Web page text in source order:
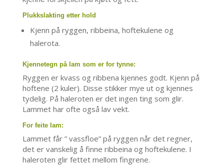
Plukkslakting etter hold
Kjenn på ryggen, ribbeina, hoftekulene og
halerota.
Kjennetegn på lam som er for tynne:
Ryggen er kvass og ribbena kjennes godt. Kjenn på
hoftene (2 kuler). Disse stikker mye ut og kjennes
tydelig. På haleroten er det ingen ting som glir.
Lammet har ofte også lav vekt.
For feite lam:
Lammet får ” vassfloe” på ryggen når det regner,
det er vanskelig å finne ribbeina og hoftekulene. I
haleroten glir fettet mellom fingrene.